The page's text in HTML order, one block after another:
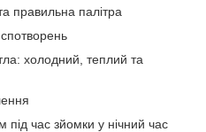
правильна палітра
спотворень
холодний, теплий та
час зйомки у нічний час